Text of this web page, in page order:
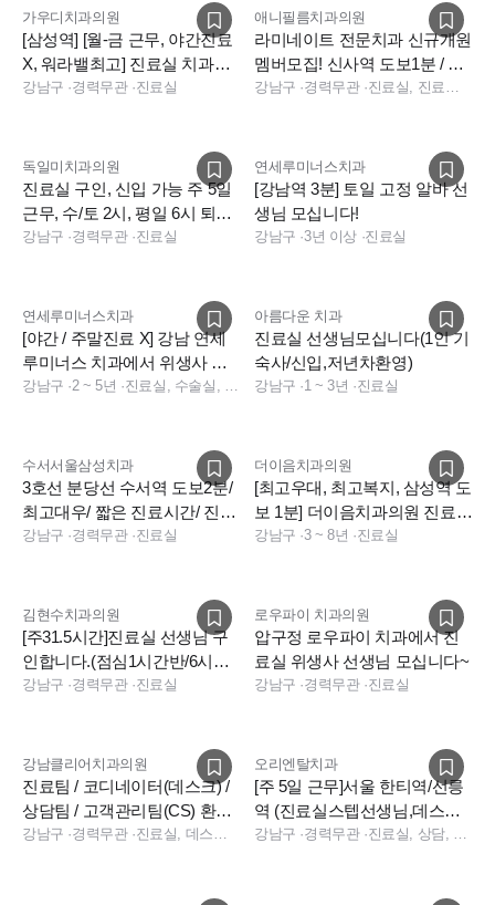
가우디치과의원
[삼성역] [월-금 근무, 야간진료
X, 워라밸최고] 진료실 치과위
생사 선생님 구인합니다.
강남구 ·경력무관·진료실
애니필름치과의원
라미네이트 전문치과 신규개원
멤버모집! 신사역 도보1분 / 주
32시간(주4.5일) 근무
강남구 ·경력무관· 진료실, 진료팀장, 상담
독일미치과의원
진료실 구인, 신입 가능 주 5일
근무, 수/토 2시, 평일 6시 퇴근,
첫해 연차13일
강남구 ·경력무관·진료실
연세루미너스치과
[강남역 3분] 토일 고정 알바 선
생님 모십니다!
강남구 ·3년 이상 ·진료실
연세루미너스치과
[야간 / 주말진료 X] 강남 연세
루미너스 치과에서 위생사 선
생님을 구합니다.
강남구 ·2 ~ 5년 · 진료실, 수술실, 소독실
아름다운 치과
진료실 선생님모십니다(1인 기
숙사/신입,저년차환영)
강남구 ·1 ~ 3년 ·진료실
수서서울삼성치과
3호선 분당선 수서역 도보2분/
최고대우/ 짧은 진료시간/ 진료
실 2명 충원합니다
강남구 ·경력무관·진료실
더이음치과의원
[최고우대, 최고복지, 삼성역 도
보 1분] 더이음치과의원 진료실
선생님 구인
강남구 ·3 ~ 8년 ·진료실
김현수치과의원
[주31.5시간]진료실 선생님 구
인합니다.(점심1시간반/6시퇴
근/야간없음)
강남구 ·경력무관·진료실
로우파이 치과의원
압구정 로우파이 치과에서 진
료실 위생사 선생님 모십니다~
강남구 ·경력무관·진료실
강남클리어치과의원
진료팀 / 코디네이터(데스크) /
상담팀 / 고객관리팀(CS) 환영
합니다
강남구 ·경력무관· 진료실, 데스크, 수술실, 수술실, 진료실, 전화응대(CS), 상담, 데스크
오리엔탈치과
[주 5일 근무]서울 한티역/선릉
역 (진료실스텝선생님,데스크
코디네이터 구인) 일요일알바
강남구 ·경력무관· 진료실, 상담, 보험청구, 경영지원, 데스크, 진료실, 데스크, 보험청구, 상담